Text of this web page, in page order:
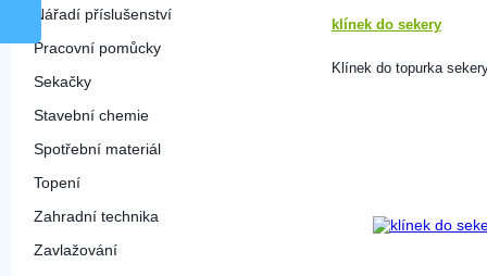
Nářadí příslušenství
Pracovní pomůcky
Sekačky
Stavební chemie
Spotřební materiál
Topení
Zahradní technika
Zavlažování
klínek do sekery
Klínek do topurka